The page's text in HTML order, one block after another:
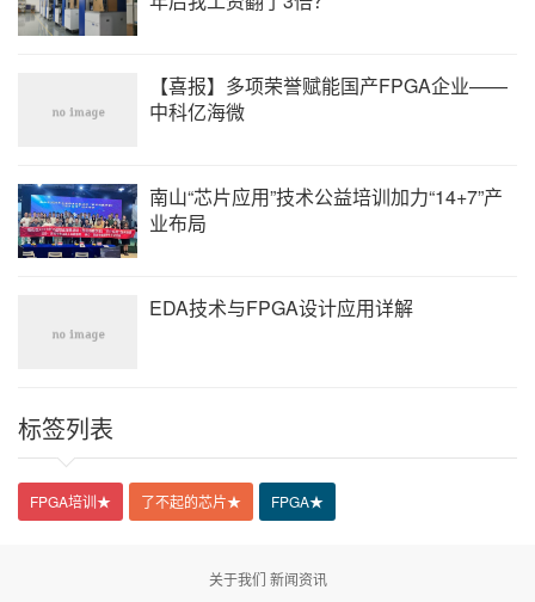
强无线电通信建设;四川省通信学会2005年学术年会论文集;2005年
定位系统;物联网与无线通信-2017年全国物联网技术与应用大会和
2017年全国无线电应用与管理学术会议论文集;2017年
郑清;孙爻;一起传导干扰案例的分析;内蒙古通信学会2005年年会论
文集;2005年
赵增福;论医护职业裁量权的伦理约束;山东省医学伦理学学会第六届
中国博士学位论文全文数据库
吕婷婷;宽带脉冲无线电通信关键技术及应用研究;中国海洋大学;年
【喜报】多项荣誉赋能国产FPGA企业——
中科亿海微
南山“芯片应用”技术公益培训加力“14+7”产
业布局
EDA技术与FPGA设计应用详解
标签列表
FPGA培训★ 了不起的芯片★ FPGA★
关于我们 新闻资讯